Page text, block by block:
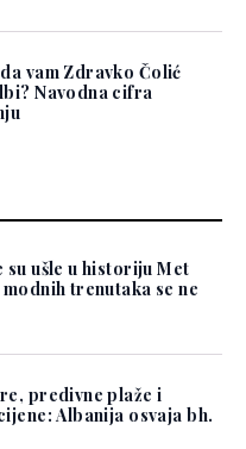
vam Zdravko Čolić
Navodna cifra
su ušle u historiju Met
modnih trenutaka se ne
predivne plaže i
Albanija osvaja bh.